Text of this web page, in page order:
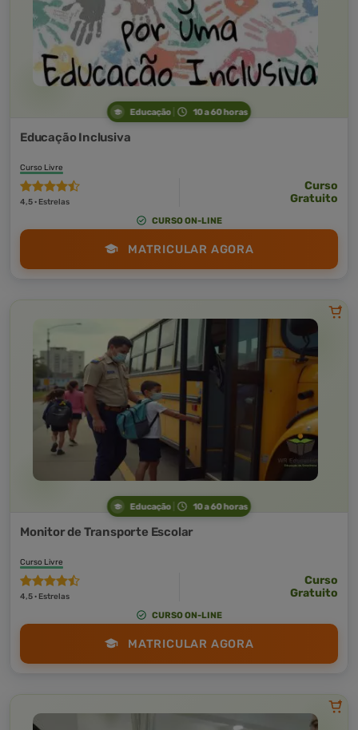
Educação 10 a 60 horas
Educação Inclusiva
Curso Livre
4,5 · Estrelas
Curso
Gratuito
CURSO ON-LINE
MATRICULAR AGORA
Educação 10 a 60 horas
Monitor de Transporte Escolar
Curso Livre
4,5 · Estrelas
Curso
Gratuito
CURSO ON-LINE
MATRICULAR AGORA